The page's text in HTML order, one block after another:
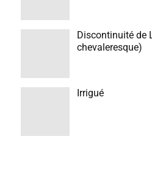
Discontinuité de
chevaleresque)
Irrigué